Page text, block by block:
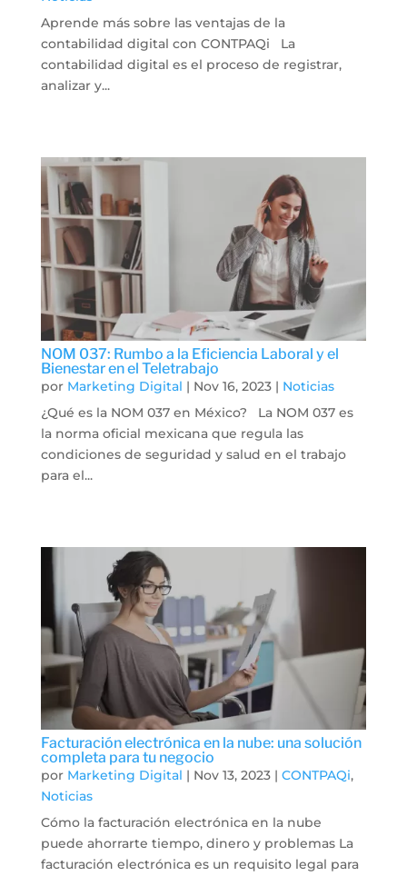
Aprende más sobre las ventajas de la
contabilidad digital con CONTPAQi La
contabilidad digital es el proceso de registrar,
analizar y...
NOM 037: Rumbo a la Eficiencia Laboral y el
Bienestar en el Teletrabajo
por Marketing Digital | Nov 16, 2023| Noticias
¿Qué es la NOM 037 en México? La NOM 037 es
la norma oficial mexicana que regula las
condiciones de seguridad y salud en el trabajo
para el...
Facturación electrónica en la nube: una solución
completa para tu negocio
por Marketing Digital | Nov 13, 2023| CONTPAQi,
Noticias
Cómo la facturación electrónica en la nube
puede ahorrarte tiempo, dinero y problemas La
facturación electrónica es un requisito legal para